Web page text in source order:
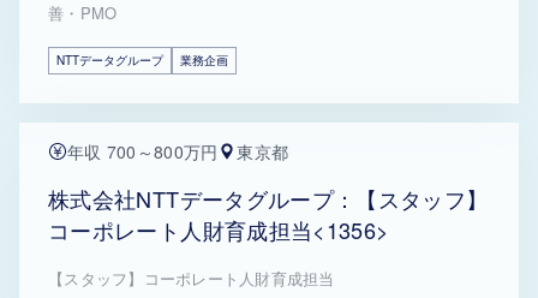
善・PMO
NTTデータグループ 業務企画
年収 700～800万円 東京都
株式会社NTTデータグループ：【スタッフ】
コーポレート人財育成担当<1356>
【スタッフ】コーポレート人財育成担当